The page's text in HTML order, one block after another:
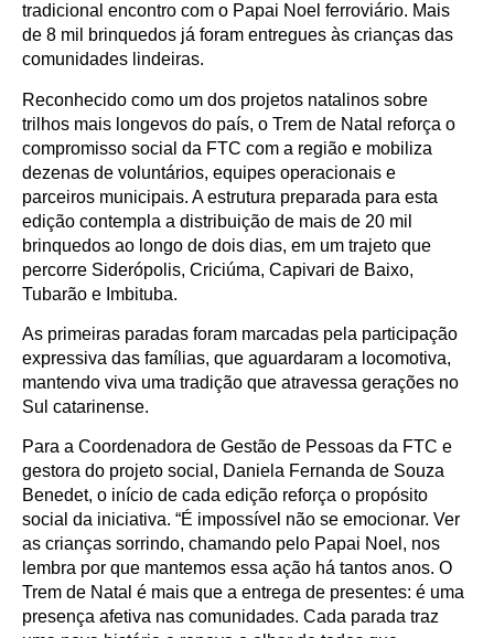
tradicional encontro com o Papai Noel ferroviário. Mais
de 8 mil brinquedos já foram entregues às crianças das
comunidades lindeiras.
Reconhecido como um dos projetos natalinos sobre
trilhos mais longevos do país, o Trem de Natal reforça o
compromisso social da FTC com a região e mobiliza
dezenas de voluntários, equipes operacionais e
parceiros municipais. A estrutura preparada para esta
edição contempla a distribuição de mais de 20 mil
brinquedos ao longo de dois dias, em um trajeto que
percorre Siderópolis, Criciúma, Capivari de Baixo,
Tubarão e Imbituba.
As primeiras paradas foram marcadas pela participação
expressiva das famílias, que aguardaram a locomotiva,
mantendo viva uma tradição que atravessa gerações no
Sul catarinense.
Para a Coordenadora de Gestão de Pessoas da FTC e
gestora do projeto social, Daniela Fernanda de Souza
Benedet, o início de cada edição reforça o propósito
social da iniciativa. “É impossível não se emocionar. Ver
as crianças sorrindo, chamando pelo Papai Noel, nos
lembra por que mantemos essa ação há tantos anos. O
Trem de Natal é mais que a entrega de presentes: é uma
presença afetiva nas comunidades. Cada parada traz